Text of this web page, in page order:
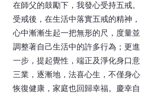
在師父的鼓勵下，我發心受持五戒。
受戒後，在生活中落實五戒的精神，
心中漸漸生起一把無形的尺，度量並
調整著自己生活中的許多行為；更進
一步，提起覺性，端正及淨化身口意
三業，逐漸地，法喜心生，不僅身心
恢復健康，家庭也回歸幸福。慶幸自